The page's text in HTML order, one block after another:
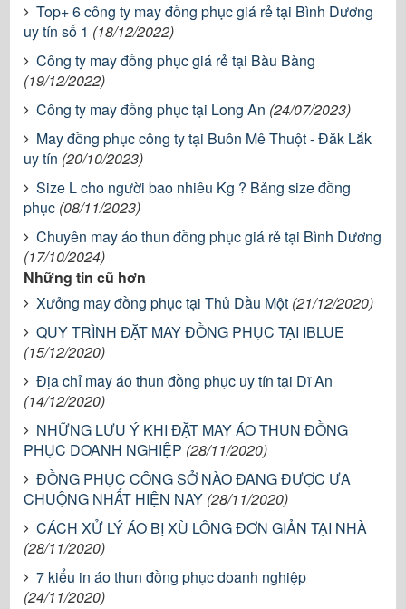
Top+ 6 công ty may đồng phục giá rẻ tại Bình Dương
uy tín số 1 (18/12/2022)
Công ty may đồng phục giá rẻ tại Bàu Bàng
(19/12/2022)
Công ty may đồng phục tại Long An (24/07/2023)
May đồng phục công ty tại Buôn Mê Thuột - Đăk Lắk
uy tín (20/10/2023)
Size L cho người bao nhiêu Kg ? Bảng size đồng
phục (08/11/2023)
Chuyên may áo thun đồng phục giá rẻ tại Bình Dương
(17/10/2024)
Những tin cũ hơn
Xưởng may đồng phục tại Thủ Dầu Một (21/12/2020)
QUY TRÌNH ĐẶT MAY ĐỒNG PHỤC TẠI IBLUE
(15/12/2020)
Địa chỉ may áo thun đồng phục uy tín tại Dĩ An
(14/12/2020)
NHỮNG LƯU Ý KHI ĐẶT MAY ÁO THUN ĐỒNG
PHỤC DOANH NGHIỆP (28/11/2020)
ĐỒNG PHỤC CÔNG SỞ NÀO ĐANG ĐƯỢC ƯA
CHUỘNG NHẤT HIỆN NAY (28/11/2020)
CÁCH XỬ LÝ ÁO BỊ XÙ LÔNG ĐƠN GIẢN TẠI NHÀ
(28/11/2020)
7 kiểu in áo thun đồng phục doanh nghiệp
(24/11/2020)